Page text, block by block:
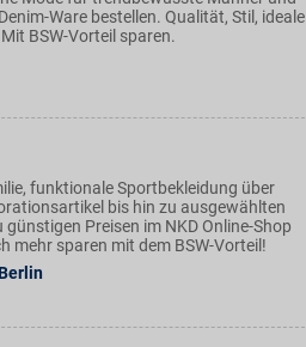
Ware bestellen. Qualität, Stil, ideale
BSW-Vorteil sparen.
funktionale Sportbekleidung über
bis hin zu ausgewählten
Preisen im NKD Online-Shop
mehr sparen mit dem BSW-Vorteil!
Berlin